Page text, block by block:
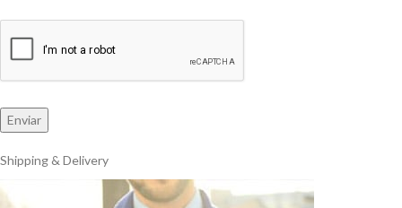
Shipping & Delivery